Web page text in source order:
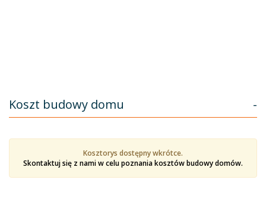
Koszt budowy domu -
Kosztorys dostępny wkrótce.
Skontaktuj się z nami w celu poznania kosztów budowy domów.